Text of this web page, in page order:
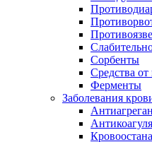
Сорбенты
Средства
Ферменты
Заболевания